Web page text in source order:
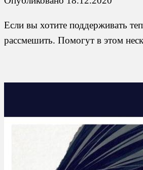
Если вы хотите поддерживать
рассмешить. Помогут в этом